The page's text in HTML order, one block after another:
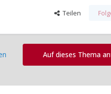
Teilen
Auf dieses Thema